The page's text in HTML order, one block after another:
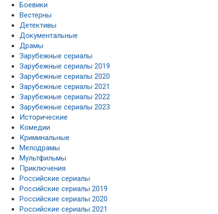
Боевики
Вестерны
Детективы
Документальные
Драмы
Зарубежные сериалы
Зарубежные сериалы 2019
Зарубежные сериалы 2020
Зарубежные сериалы 2021
Зарубежные сериалы 2022
Зарубежные сериалы 2023
Исторические
Комедии
Криминальные
Мелодрамы
Мультфильмы
Приключения
Российские сериалы
Российские сериалы 2019
Российские сериалы 2020
Российские сериалы 2021